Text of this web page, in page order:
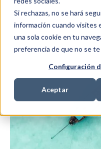
Si rechazas, no se hará
información cuando visites
una sola cookie en tu
preferencia de que no se
Configuración
Aceptar